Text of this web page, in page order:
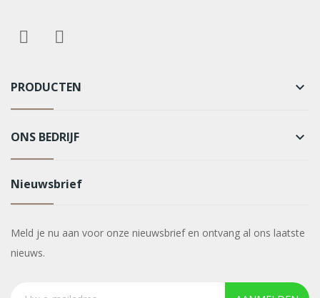
PRODUCTEN keyboard_arrow_down
ONS BEDRIJF keyboard_arrow_down
Nieuwsbrief
Meld je nu aan voor onze nieuwsbrief en ontvang al ons laatste
nieuws.